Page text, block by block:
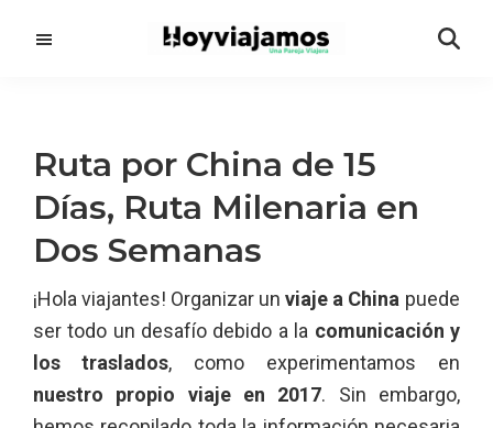
principal
Ruta por China de 15
Días, Ruta Milenaria en
Dos Semanas
¡Hola viajantes! Organizar un viaje a China puede
ser todo un desafío debido a la comunicación y
los traslados, como experimentamos en
nuestro propio viaje en 2017. Sin embargo,